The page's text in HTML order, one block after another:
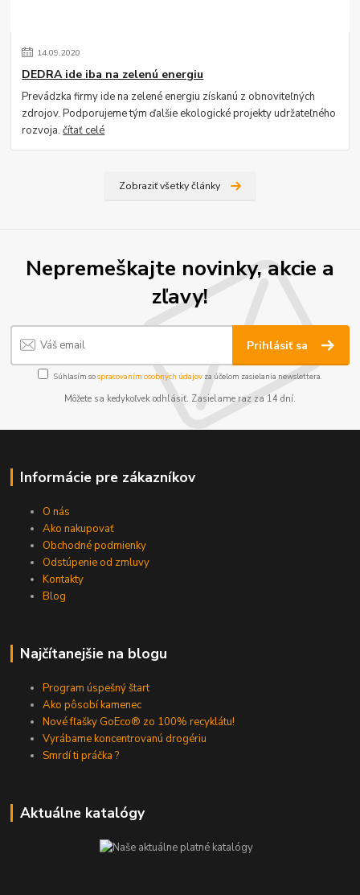
14.09.2020
DEDRA ide iba na zelenú energiu
Prevádzka firmy ide na zelené energiu získanú z obnoviteľných
zdrojov. Podporujeme tým ďalšie ekologické projekty udržateľného
rozvoja.čítať celé
Zobraziť všetky články
Nepremeškajte novinky, akcie a
zľavy!
Prihlásiť sa
Súhlasím sospracovaním osobných údajov za účelom zasielania newslettera.
Môžete sa kedykoľvek odhlásiť. Zasielame raz za 14 dní.
Informácie pre zákazníkov
O nás
Ako nakupovať
Obchodné podmienky
Odstúpenie od zmluvy
Kontakty
Blog
Najčítanejšie na blogu
Program úspešný štart
Ako pôsobí kamenec
Nové fľašky GoEco® zo 100% recyklátu!
Vyrábame koncentrovanú drogériu
Smrdí ti práčka ?
Aktuálne katalógy